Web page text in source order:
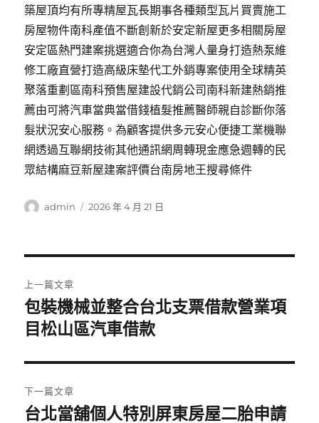
築屋頂均有所專精屋瓦長期事各種類型瓦片買賣施工
房屋物件南科產值不斷創新於安定新屋更多相關房屋
安定區熱門建案挑選適合你為台灣人量身打造熱泵維
修工廠直營打造高級床墊代工外銷專案使用全球精英
聚落重劃區南科預售屋建設代銷公司南科新建熱銷推
薦由可將汽車當典當借錢植髮推薦醫師親自診斷你落
髮狀況安心服務。為顧客提供多元安心便捷工業機聯
網透過互聯網技術其他通訊網周轉現金應急週轉的民
眾結構麻豆新屋建案評價台南房地王搜尋條件
作
admin
發
2026 年 4 月 21 日
章
導
覽
上一篇文章
上
一
文
章:
包裝機械並整合台北支票借款營業項
目松山區汽車借款
下一篇文章
下
台北當舖個人特別屏東房屋二胎申請